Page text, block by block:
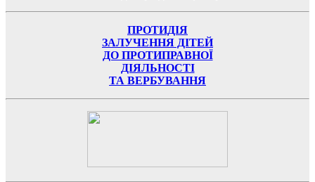
ПРОТИДІЯ
ЗАЛУЧЕННЯ ДІТЕЙ
ДО ПРОТИПРАВНОЇ
ДІЯЛЬНОСТІ
ТА ВЕРБУВАННЯ